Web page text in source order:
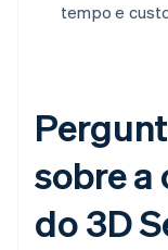
tempo e
sobre
do 3D